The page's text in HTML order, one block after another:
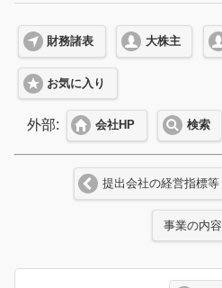
財務諸表 大株主
お気に入り
外部: 会社HP 検索
提出会社の経営指標等
事業の内容